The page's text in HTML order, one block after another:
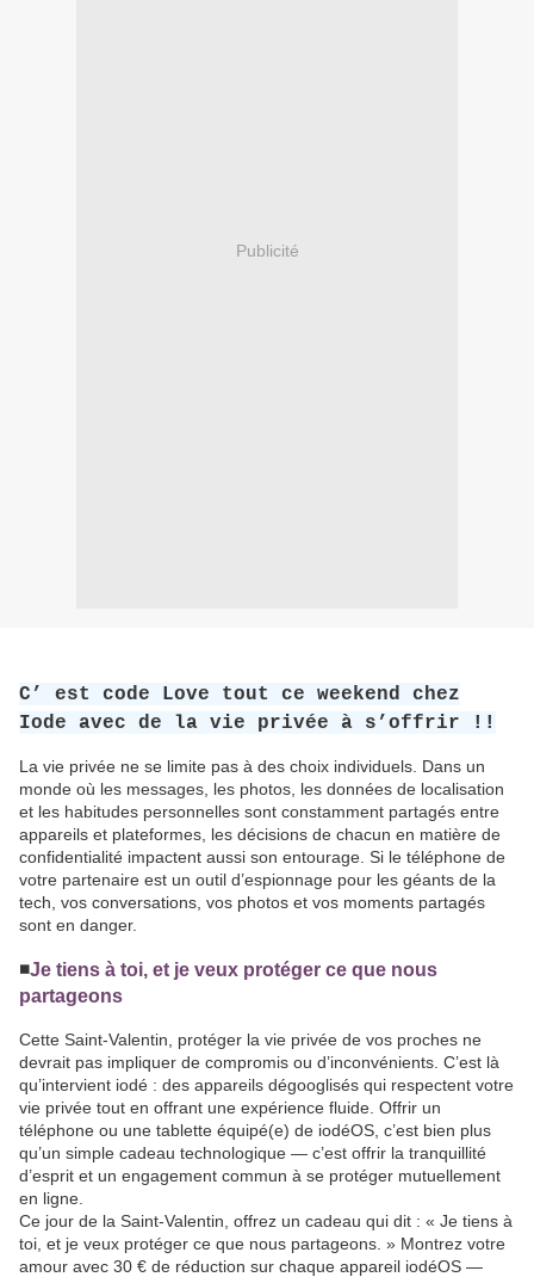
Publicité
C’ est code Love tout ce weekend chez
Iode avec de la vie privée à s’offrir !!
La vie privée ne se limite pas à des choix individuels. Dans un
monde où les messages, les photos, les données de localisation
et les habitudes personnelles sont constamment partagés entre
appareils et plateformes, les décisions de chacun en matière de
confidentialité impactent aussi son entourage. Si le téléphone de
votre partenaire est un outil d’espionnage pour les géants de la
tech, vos conversations, vos photos et vos moments partagés
sont en danger.
◾️Je tiens à toi, et je veux protéger ce que nous
partageons
Cette Saint-Valentin, protéger la vie privée de vos proches ne
devrait pas impliquer de compromis ou d’inconvénients. C’est là
qu’intervient iodé : des appareils dégooglisés qui respectent votre
vie privée tout en offrant une expérience fluide. Offrir un
téléphone ou une tablette équipé(e) de iodéOS, c’est bien plus
qu’un simple cadeau technologique — c’est offrir la tranquillité
d’esprit et un engagement commun à se protéger mutuellement
en ligne.
Ce jour de la Saint-Valentin, offrez un cadeau qui dit : « Je tiens à
toi, et je veux protéger ce que nous partageons. » Montrez votre
amour avec 30 € de réduction sur chaque appareil iodéOS —